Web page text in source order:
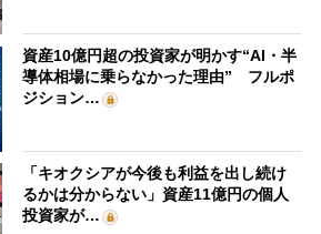
資産10億円超の投資家が明かす“AI・半
導体相場に乗らなかった理由” フルポ
ジション…
「キオクシアが今後も利益を出し続け
るかは分からない」資産11億円の個人
投資家が…